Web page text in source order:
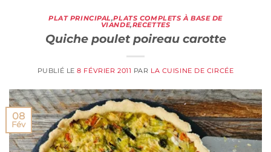
PLAT PRINCIPAL,PLATS COMPLETS À BASE DE
VIANDE,RECETTES
Quiche poulet poireau carotte
PUBLIÉ LE8 FÉVRIER 2011 PAR LA CUISINE DE CIRCÉE
08
Fév